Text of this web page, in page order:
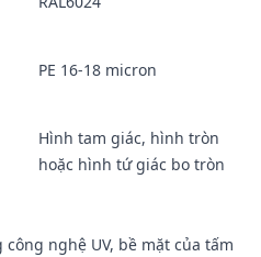
PE 16-18 micron
Hình tam giác, hình tròn
hoặc hình tứ giác bo tròn
nghệ UV, bề mặt của tấm